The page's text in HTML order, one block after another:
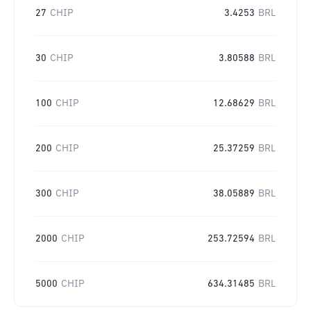
27 CHIP 3.4253 BRL
30 CHIP 3.80588 BRL
100 CHIP 12.68629 BRL
200 CHIP 25.37259 BRL
300 CHIP 38.05889 BRL
2000 CHIP 253.72594 BRL
5000 CHIP 634.31485 BRL